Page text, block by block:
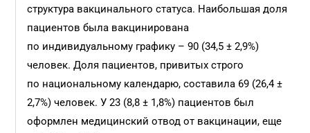
структура вакцинального статуса. Наибольшая доля
пациентов была вакцинирована
по индивидуальному графику – 90 (34,5 ± 2,9%)
человек. Доля пациентов, привитых строго
по национальному календарю, составила 69 (26,4 ±
2,7%) человек. У 23 (8,8 ± 1,8%) пациентов был
оформлен медицинский отвод от вакцинации, еще